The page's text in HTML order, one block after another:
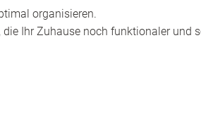
organisieren.
Ihr Zuhause noch funktionaler und